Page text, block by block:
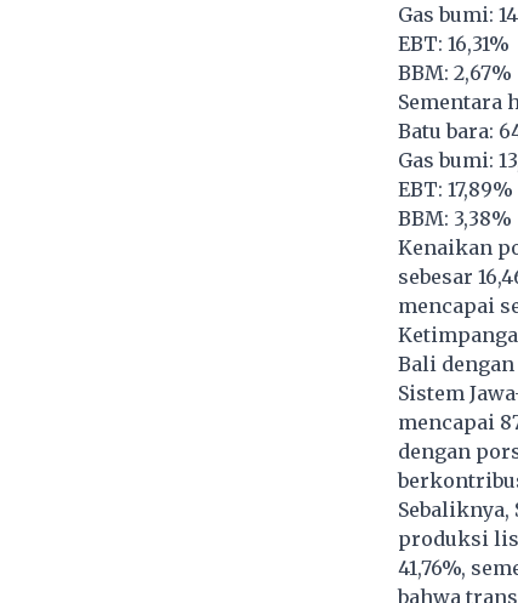
Gas bumi:
EBT: 16,31%
BBM: 2,67%
Sementara
Batu bara:
Gas bumi:
EBT: 17,89%
BBM: 3,38%
Kenaikan
sebesar
mencapai
Bali dengan
Sistem
mencapai
dengan
produksi
41,76%,
bahwa